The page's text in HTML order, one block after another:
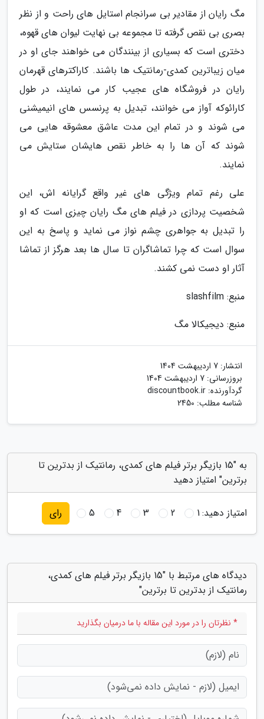
مگ رایان از مقادیر بی سرانجام استایل های راحت و از نظر
بصری بی نقص گرفته تا مجموعه بی نهایت لیوان های قهوه،
دختری است که بسیاری از بینندگان می خواهند جای او در
میان زیباترین کمدی-رمانتیک ها باشند. کاراکترهای قهرمان
رایان در فروشگاه های عجیب کار می نمایند، در طول
کارائوکه آواز می خوانند، تبدیل به پرنسس های انیمیشنی
می شوند و در تمام این مدت عاشق معشوقه هایی می
شوند که آن ها را به خاطر نقص هایشان ستایش می
نمایند.
علی رغم تمام ویژگی های غیر واقع گرایانه اش، این
شخصیت پردازی در فیلم های مگ رایان چیزی است که او
را تبدیل به جواهری چشم نواز می نماید و پاسخ به این
سوال است که چرا تماشاگران تا سال ها بعد هرگز از تماشا
آثار او دست نمی کشند.
منبع: slashfilm
منبع: دیجیکالا مگ
انتشار: 7 اردیبهشت 1404
بروزرسانی: 7 اردیبهشت 1404
گردآورنده: discountbook.ir
شناسه مطلب: 2450
به "15 بازیگر برتر فیلم های کمدی، رمانتیک از بدترین تا
برترین" امتیاز دهید
امتیاز دهید:1
2
3
4
5 رای
دیدگاه های مرتبط با "15 بازیگر برتر فیلم های کمدی،
رمانتیک از بدترین تا برترین"
* نظرتان را در مورد این مقاله با ما درمیان بگذارید